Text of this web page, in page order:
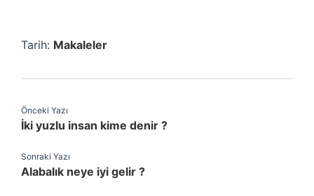
Tarih: Makaleler
Önceki Yazı
İki yuzlu insan kime denir ?
Sonraki Yazı
Alabalık neye iyi gelir ?